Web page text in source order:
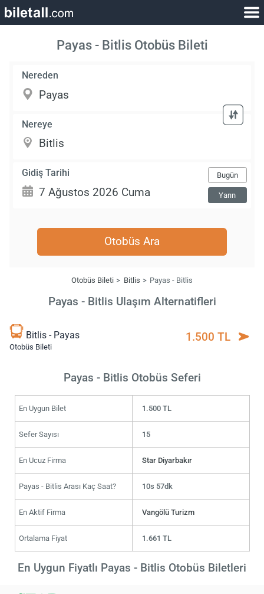
Payas - Bitlis Otobüs Bileti
Nereden
Nereye
Gidiş Tarihi Bugün
Yarın
Otobüs Ara
Otobüs Bileti Bitlis Payas - Bitlis
Payas - Bitlis Ulaşım Alternatifleri
Bitlis - Payas
Otobüs Bileti
1.500 TL
Payas - Bitlis Otobüs Seferi
En Uygun Bilet 1.500 TL
Sefer Sayısı 15
En Ucuz Firma Star Diyarbakır
Payas - Bitlis Arası Kaç Saat? 10s 57dk
En Aktif Firma Vangölü Turizm
Ortalama Fiyat 1.661 TL
En Uygun Fiyatlı Payas - Bitlis Otobüs Biletleri